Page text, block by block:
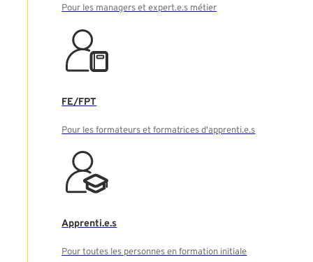
Pour les managers et expert.e.s métier
FE/FPT
Pour les formateurs et formatrices d'apprenti.e.s
Apprenti.e.s
Pour toutes les personnes en formation initiale